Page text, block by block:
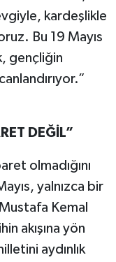
kardeşlikle
Bu 19 Mayıs
gençliğin
DEĞİL”
olmadığını
yalnızca bir
Kemal
akışına yön
aydınlık